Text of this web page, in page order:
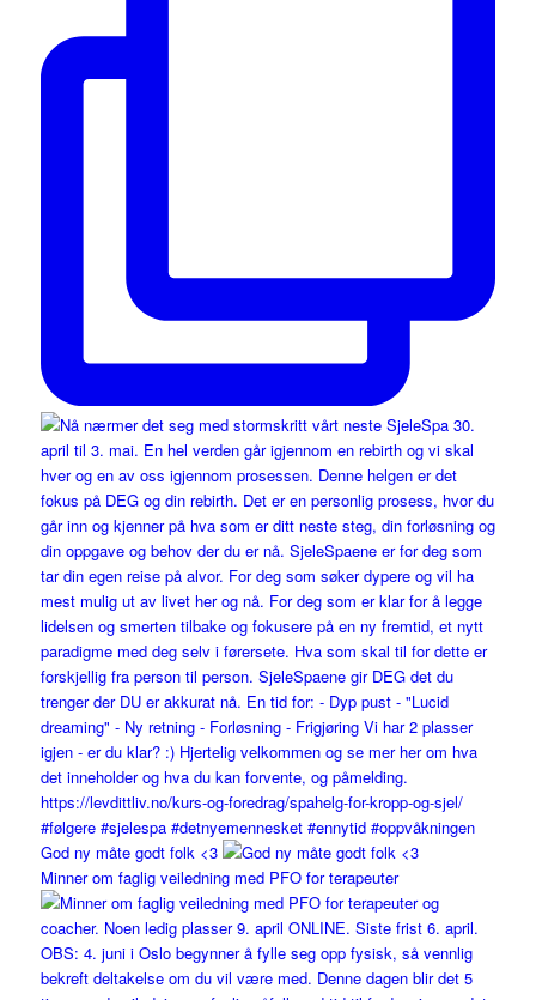
God ny måte godt folk <3
Minner om faglig veiledning med PFO for terapeuter